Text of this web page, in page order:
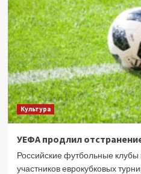
в
частный
дом
в
Подмосковье,
зарезал
хозяина
и
ранил
13-
летнего
Культура
УЕФА продлил
Российские футбольные
участников еврокубковых